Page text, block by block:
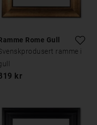
Rome Gull
ramme i
kr